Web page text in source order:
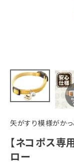
矢がすり模様がか
【ネコポス専
ロー